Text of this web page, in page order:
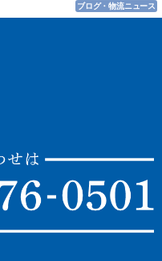
ブログ・物流ニュース